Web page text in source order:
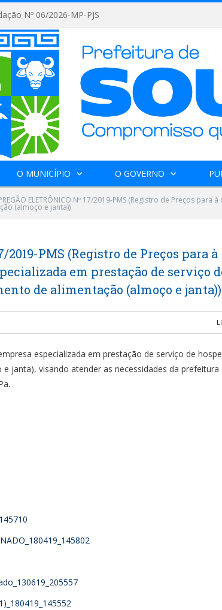
Nº 06/2026-MP-PJS
O MUNICÍPIO O GOVERNO
ELETRÔNICO Nº 17/2019-PMS (Registro de Preços
(almoço e janta))
2019-PMS (Registro de Preços para à
em prestação de serviço
de alimentação (almoço e janta))
especializada em prestação de serviço de
janta), visando atender as necessidades da prefeitura